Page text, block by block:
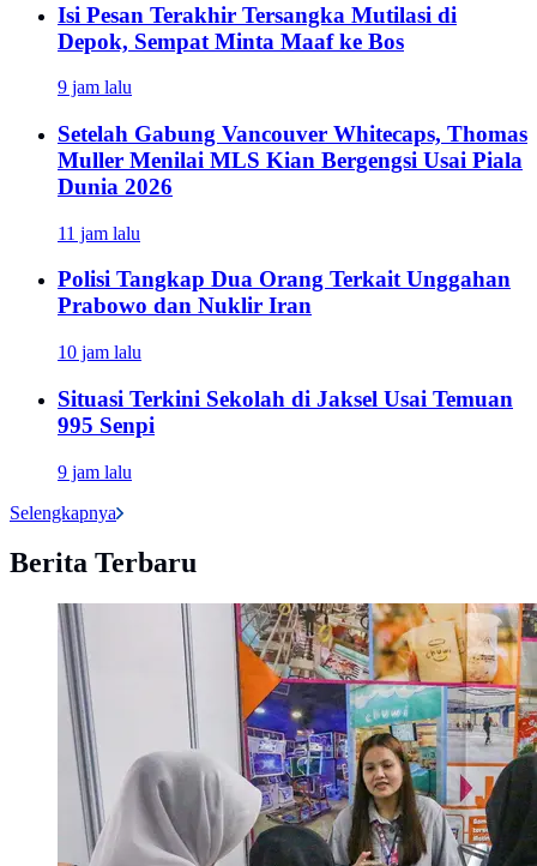
Isi Pesan Terakhir Tersangka Mutilasi di
Depok, Sempat Minta Maaf ke Bos
9 jam lalu
Setelah Gabung Vancouver Whitecaps, Thomas
Muller Menilai MLS Kian Bergengsi Usai Piala
Dunia 2026
11 jam lalu
Polisi Tangkap Dua Orang Terkait Unggahan
Prabowo dan Nuklir Iran
10 jam lalu
Situasi Terkini Sekolah di Jaksel Usai Temuan
995 Senpi
9 jam lalu
Selengkapnya
Berita Terbaru